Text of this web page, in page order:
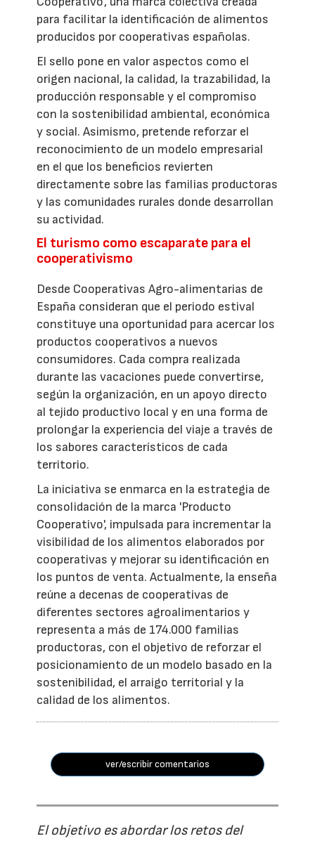
para facilitar la identificación de alimentos
producidos por cooperativas españolas.
El sello pone en valor aspectos como el
origen nacional, la calidad, la trazabilidad, la
producción responsable y el compromiso
con la sostenibilidad ambiental, económica
y social. Asimismo, pretende reforzar el
reconocimiento de un modelo empresarial
en el que los beneficios revierten
directamente sobre las familias productoras
y las comunidades rurales donde desarrollan
su actividad.
El turismo como escaparate para el
cooperativismo
Desde Cooperativas Agro-alimentarias de
España consideran que el periodo estival
constituye una oportunidad para acercar los
productos cooperativos a nuevos
consumidores. Cada compra realizada
durante las vacaciones puede convertirse,
según la organización, en un apoyo directo
al tejido productivo local y en una forma de
prolongar la experiencia del viaje a través de
los sabores característicos de cada
territorio.
La iniciativa se enmarca en la estrategia de
consolidación de la marca 'Producto
Cooperativo', impulsada para incrementar la
visibilidad de los alimentos elaborados por
cooperativas y mejorar su identificación en
los puntos de venta. Actualmente, la enseña
reúne a decenas de cooperativas de
diferentes sectores agroalimentarios y
representa a más de 174.000 familias
productoras, con el objetivo de reforzar el
posicionamiento de un modelo basado en la
sostenibilidad, el arraigo territorial y la
calidad de los alimentos.
ver/escribir comentarios
El objetivo es abordar los retos del